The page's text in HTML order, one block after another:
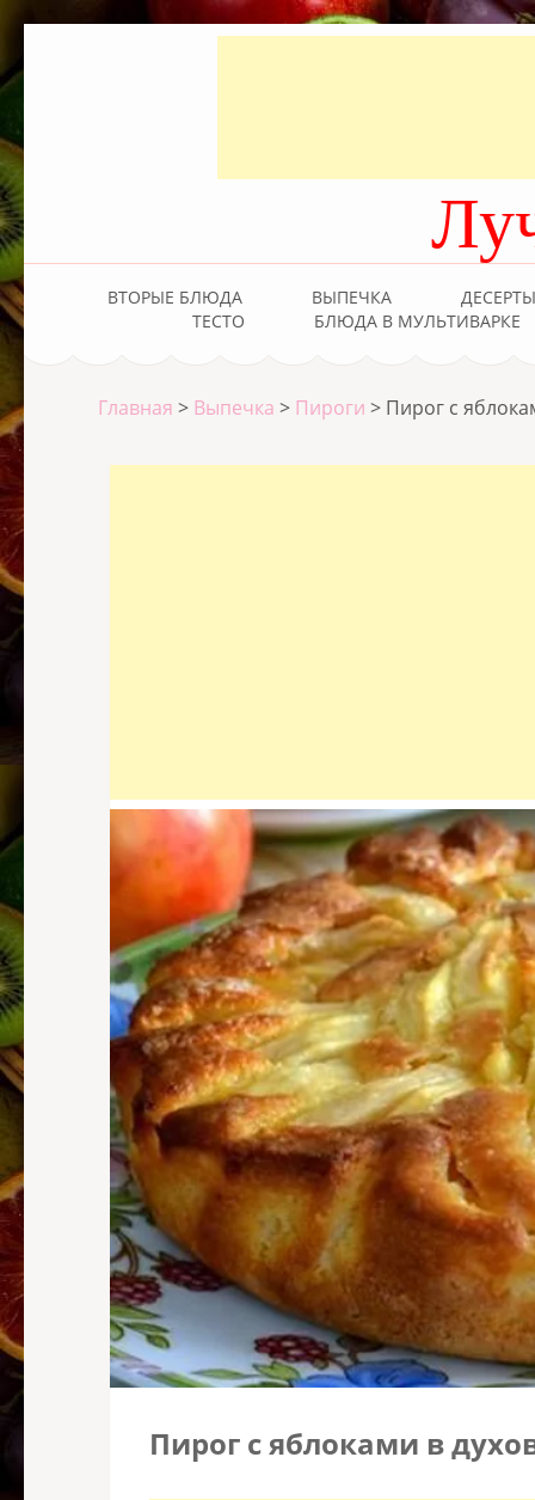
ВТОРЫЕ БЛЮДА ВЫПЕЧКА
ДЕСЕРТЫ
ТЕСТО
БЛЮДА В МУЛЬТИВАРКЕ
Главная > Выпечка > Пироги > Пирог с
Пирог с яблоками в